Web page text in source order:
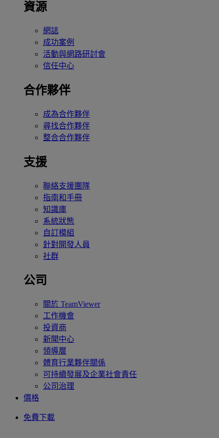
資源
網誌
成功案例
活動與網路研討會
信任中心
合作夥伴
成為合作夥伴
尋找合作夥伴
整合合作夥伴
支援
聯絡支援團隊
指南和手冊
知識庫
系統狀態
自訂模組
針對開發人員
社群
公司
關於 TeamViewer
工作機會
投資商
新聞中心
領導層
體育行業夥伴關係
可持續發展及企業社會責任
公司治理
價格
免費下載